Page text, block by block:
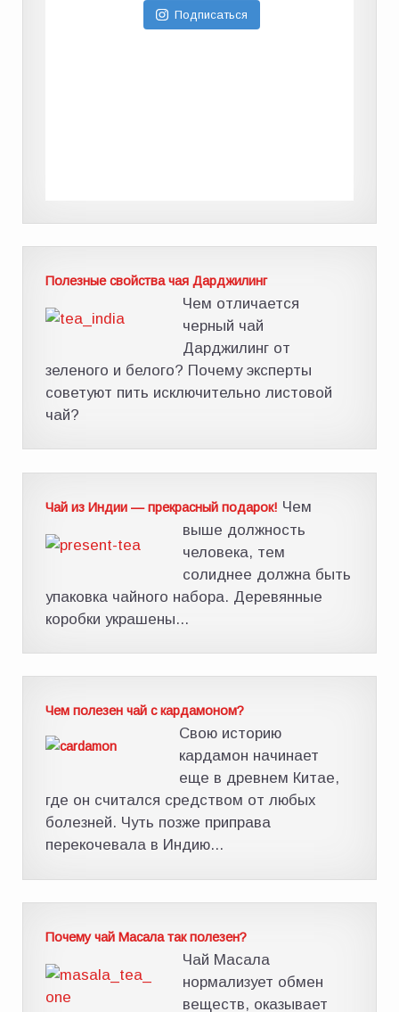
Подписаться
Полезные свойства чая Дарджилинг
Чем отличается
черный чай
Дарджилинг от
зеленого и белого? Почему эксперты
советуют пить исключительно листовой
чай?
Чай из Индии — прекрасный подарок! Чем
выше должность
человека, тем
солиднее должна быть
упаковка чайного набора. Деревянные
коробки украшены...
Чем полезен чай с кардамоном?
Свою историю
кардамон начинает
еще в древнем Китае,
где он считался средством от любых
болезней. Чуть позже приправа
перекочевала в Индию...
Почему чай Масала так полезен?
Чай Масала
нормализует обмен
веществ, оказывает